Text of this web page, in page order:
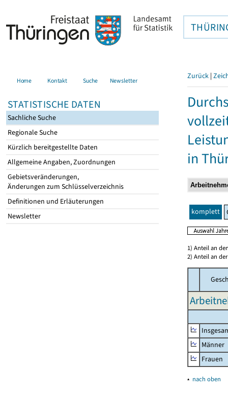
Home Kontakt Suche Newsletter
STATISTISCHE DATEN
Sachliche Suche
Regionale Suche
Kürzlich bereitgestellte Daten
Allgemeine Angaben, Zuordnungen
Gebietsveränderungen,
Änderungen zum Schlüsselverzeichnis
Definitionen und Erläuterungen
Newsletter
Zurück |
in
komplett
1) Anteil an
2) Anteil an
Männer
Frauen
▴ nach oben